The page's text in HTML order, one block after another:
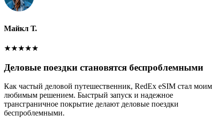
Майкл Т.
★★★★★
Деловые поездки становятся беспроблемными
Как частый деловой путешественник, RedEx eSIM стал моим
любимым решением. Быстрый запуск и надежное
трансграничное покрытие делают деловые поездки
беспроблемными.